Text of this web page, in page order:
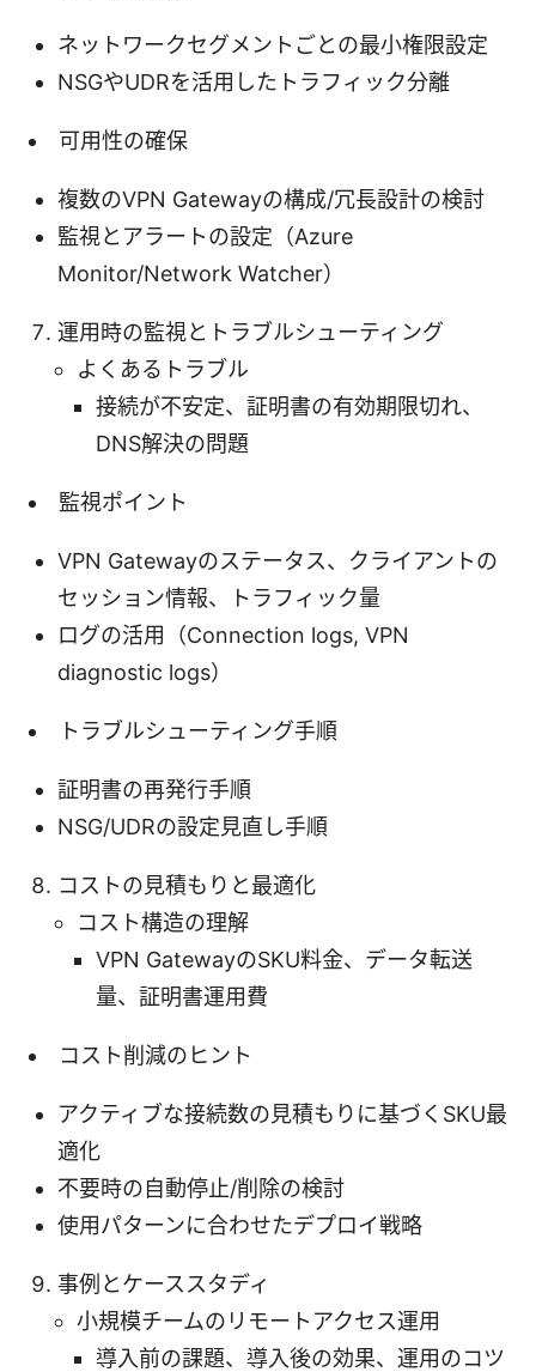
ネットワークセグメントごとの最小権限設定
NSGやUDRを活用したトラフィック分離
可用性の確保
複数のVPN Gatewayの構成/冗長設計の検討
監視とアラートの設定（Azure
Monitor/Network Watcher）
運用時の監視とトラブルシューティング
よくあるトラブル
接続が不安定、証明書の有効期限切れ、
DNS解決の問題
監視ポイント
VPN Gatewayのステータス、クライアントの
セッション情報、トラフィック量
ログの活用（Connection logs, VPN
diagnostic logs）
トラブルシューティング手順
証明書の再発行手順
NSG/UDRの設定見直し手順
コストの見積もりと最適化
コスト構造の理解
VPN GatewayのSKU料金、データ転送
量、証明書運用費
コスト削減のヒント
アクティブな接続数の見積もりに基づくSKU最
適化
不要時の自動停止/削除の検討
使用パターンに合わせたデプロイ戦略
事例とケーススタディ
小規模チームのリモートアクセス運用
導入前の課題、導入後の効果、運用のコツ